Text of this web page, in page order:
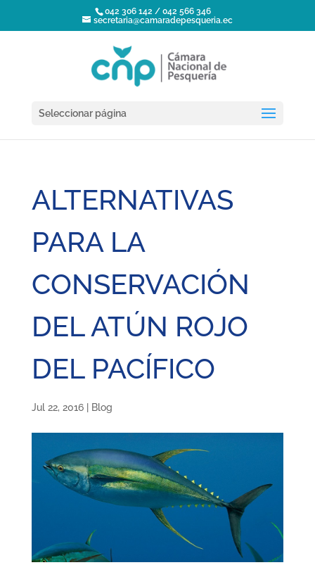
042 306 142 / 042 566 346
secretaria@camaradepesqueria.ec
Seleccionar página
ALTERNATIVAS
PARA LA
CONSERVACIÓN
DEL ATÚN ROJO
DEL PACÍFICO
Jul 22, 2016| Blog